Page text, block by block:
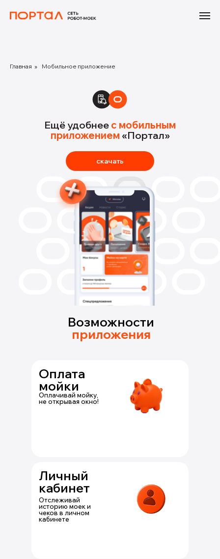
Главная » Мобильное приложение
Ещё удобнее с мобильным
приложением «Портал»
скачать
Возможности
приложения
Личный
кабинет
Отслеживай
историю моек и
чеков в личном
кабинете
Оплата
мойки
Оплачивай мойку,
не открывая окно!